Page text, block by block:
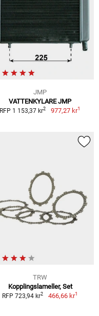
JMP
VATTENKYLARE JMP
RFP 1 153,37 kr2 977,27 kr1
TRW
Kopplingslameller, Set
RFP 723,94 kr2 466,66 kr1